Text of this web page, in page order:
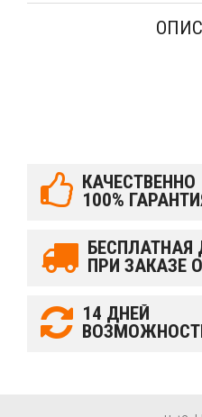
КАЧЕСТВЕННО
100%
БЕСПЛАТНАЯ
ПРИ ЗАКАЗЕ
14 ДНЕЙ